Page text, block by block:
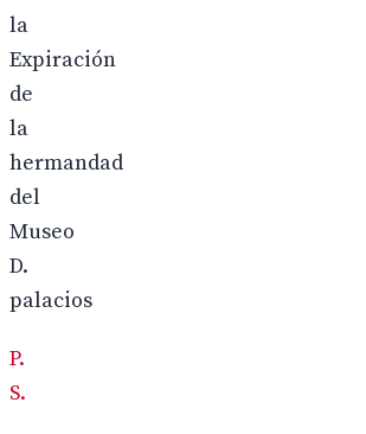
la
Expiración
de
la
hermandad
del
Museo
D.
palacios
P.
S.